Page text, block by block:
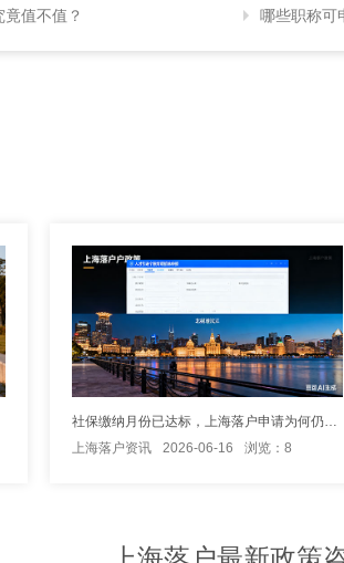
值不值？ 哪些职称可
社保缴纳月份已达标，上海落户申请为何仍被拒？
上海落户资讯
2026-06-16 浏览：8